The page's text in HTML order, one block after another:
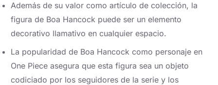
Además de su valor como artículo de colección, la
figura de Boa Hancock puede ser un elemento
decorativo llamativo en cualquier espacio.
La popularidad de Boa Hancock como personaje en
One Piece asegura que esta figura sea un objeto
codiciado por los seguidores de la serie y los